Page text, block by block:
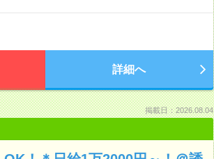
詳細へ
掲載日：2026.08.04